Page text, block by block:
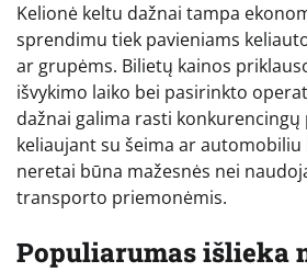
Kelionė keltu dažnai tampa
sprendimu tiek pavieniams
ar grupėms. Bilietų kainos
išvykimo laiko bei pasirinkto
dažnai galima rasti konkurencingų
keliaujant su šeima ar
neretai būna mažesnės nei
transporto priemonėmis.
Populiarumas išlieka